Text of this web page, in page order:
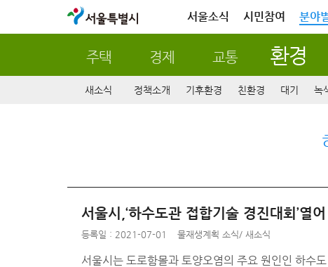
서울특별시 서울소식 시민참여 분야
주택 경제 교통 환경
새소식 정책소개 기후환경 친환경 대기 녹
서울시,‘하수도관 접합기술 경진대회’열
등록일 : 2021-07-01 물재생계획 소식/ 새소식
서울시는 도로함몰과 토양오염의 주요 원인인 하수